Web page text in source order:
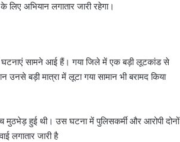
लिए अभियान लगातार जारी रहेगा।
घटनाएं सामने आई हैं। गया जिले में एक बड़ी लूटकांड से
उनसे बड़ी मात्रा में लूटा गया सामान भी बरामद किया
हुई थी। उस घटना में पुलिसकर्मी और आरोपी दोनों
लगातार जारी है